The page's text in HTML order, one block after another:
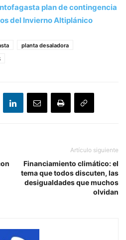
plan de contingencia
del Invierno Altiplánico
planta desaladora
Artículo siguiente
Financiamiento climático: el
tema que todos discuten, las
desigualdades que muchos
olvidan